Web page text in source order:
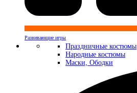
Развивающие игры
Праздничные костюмы
Народные костюмы
Маски, Ободки